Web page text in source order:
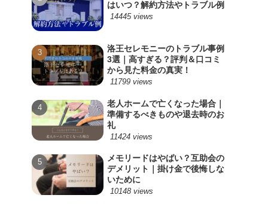
はいつ？解約方法やトラブル例
14445 views
洛王セレモニーのトラブル事例
3選｜高すぎる？評判＆口コミ
から見た料金の真実！
11799 views
老人ホームで亡くなった場合｜
準備するべきものや退去時のお
礼
11424 views
メモリードはやばい？互助会の
デメリット｜掛け金で後悔しな
いために
10148 views